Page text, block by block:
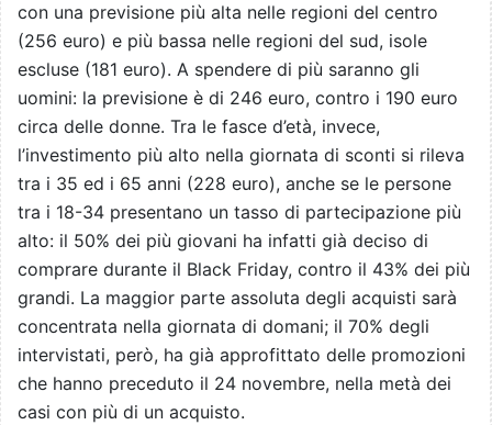
con una previsione più alta nelle regioni del centro
(256 euro) e più bassa nelle regioni del sud, isole
escluse (181 euro). A spendere di più saranno gli
uomini: la previsione è di 246 euro, contro i 190 euro
circa delle donne. Tra le fasce d’età, invece,
l’investimento più alto nella giornata di sconti si rileva
tra i 35 ed i 65 anni (228 euro), anche se le persone
tra i 18-34 presentano un tasso di partecipazione più
alto: il 50% dei più giovani ha infatti già deciso di
comprare durante il Black Friday, contro il 43% dei più
grandi. La maggior parte assoluta degli acquisti sarà
concentrata nella giornata di domani; il 70% degli
intervistati, però, ha già approfittato delle promozioni
che hanno preceduto il 24 novembre, nella metà dei
casi con più di un acquisto.